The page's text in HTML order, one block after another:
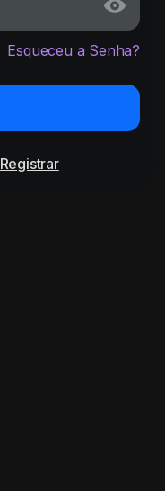
Esqueceu a Senha?
Registrar